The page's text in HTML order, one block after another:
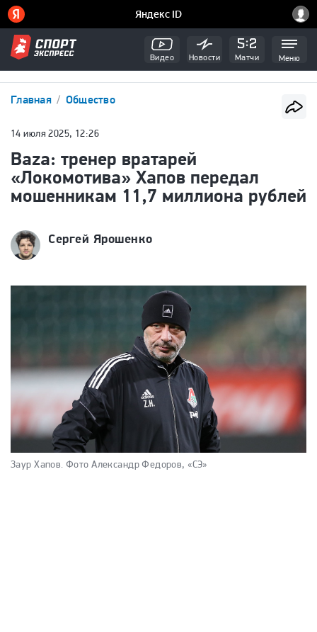
Видео Новости Матчи Меню
Главная Общество
14 июля 2025, 12:26
Baza: тренер вратарей
«Локомотива» Хапов передал
мошенникам 11,7 миллиона рублей
Сергей Ярошенко
Заур Хапов. Фото Александр Федоров, «СЭ»